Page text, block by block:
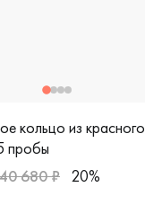
кольцо из красного
пробы
40 680 ₽ 20%